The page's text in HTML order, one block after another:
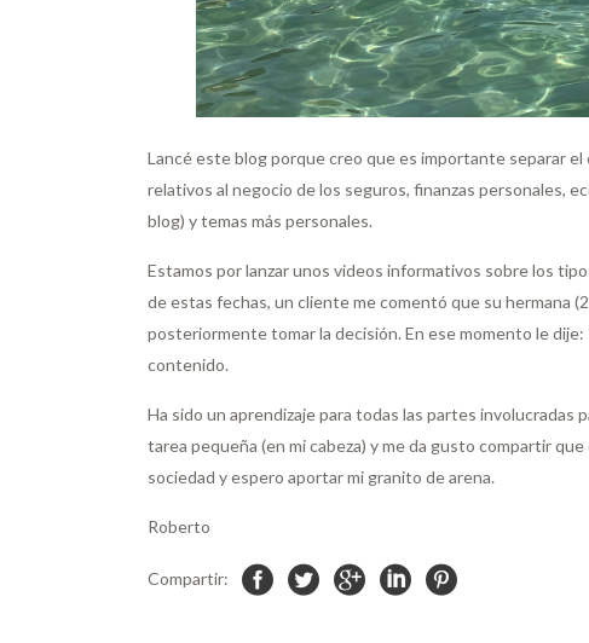
Lancé este blog porque creo que es importante separar
relativos al negocio de los seguros, finanzas personales,
blog) y temas más personales.
Estamos por lanzar unos videos informativos sobre los
de estas fechas, un cliente me comentó que su hermana
posteriormente tomar la decisión. En ese momento le
contenido.
Ha sido un aprendizaje para todas las partes
tarea pequeña (en mi cabeza) y me da gusto compartir
sociedad y espero aportar mi granito de arena.
Roberto
Compartir: